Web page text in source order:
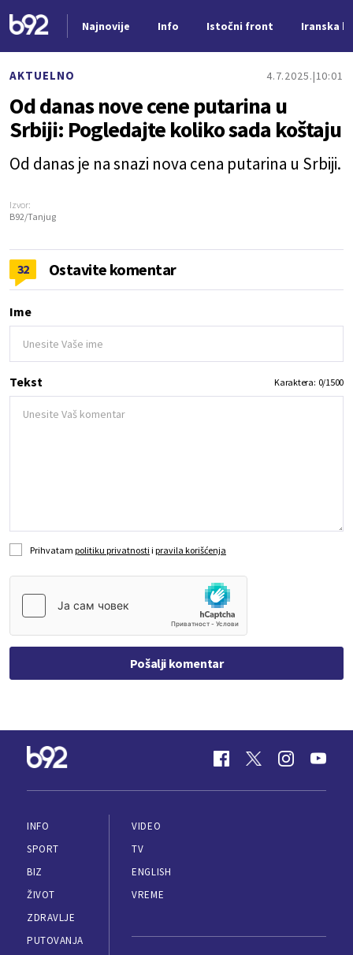
Najnovije Info Istočni front Iranska
AKTUELNO 4.7.2025. 10:01
Od danas nove cene putarina u
Srbiji: Pogledajte koliko sada koštaju
Od danas je na snazi nova cena putarina u Srbiji.
Izvor:
B92/Tanjug
32 Ostavite komentar
Ime
Tekst Karaktera: 0/1500
Prihvatam politiku privatnosti i pravila korišćenja
Pošalji komentar
INFO
SPORT
BIZ
ŽIVOT
ZDRAVLJE
PUTOVANJA
VIDEO
TV
ENGLISH
VREME